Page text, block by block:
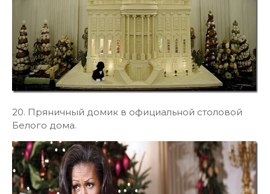
20. Пряничный домик в официальной столовой
Белого дома.